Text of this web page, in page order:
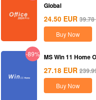
Global
24.50 EUR 39.78
Buy Now
-89% MS Win 11 Home
27.18 EUR
Buy Now